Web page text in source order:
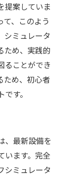
提案していま
、このよう
シミュレータ
ため、実践的
ることができ
ため、初心者
す。
、最新設備を
います。完全
シミュレータ